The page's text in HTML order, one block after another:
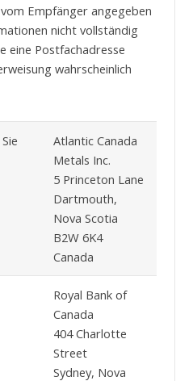
Empfänger angegeben
nicht vollständig
eine Postfachadresse
wahrscheinlich
Atlantic Canada
Metals Inc.
5 Princeton Lane
Dartmouth,
Nova Scotia
B2W 6K4
Canada
Royal Bank of
Canada
404 Charlotte
Street
Sydney, Nova